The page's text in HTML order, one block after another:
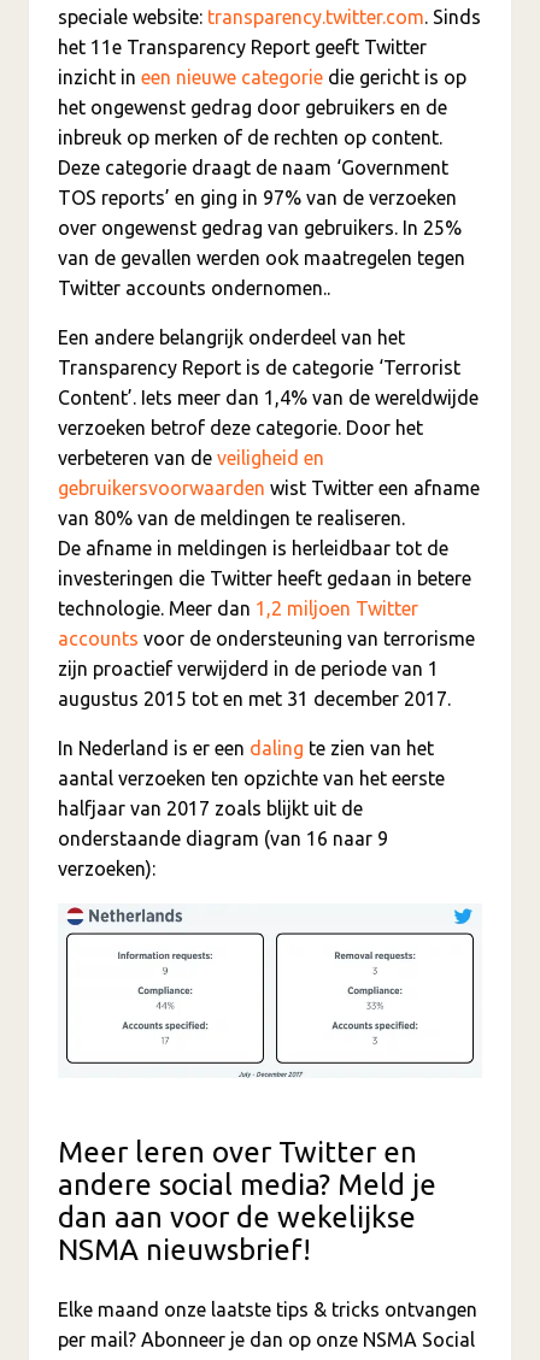
speciale website: transparency.twitter.com. Sinds
het 11e Transparency Report geeft Twitter
inzicht in een nieuwe categorie die gericht is op
het ongewenst gedrag door gebruikers en de
inbreuk op merken of de rechten op content.
Deze categorie draagt de naam ‘Government
TOS reports’ en ging in 97% van de verzoeken
over ongewenst gedrag van gebruikers. In 25%
van de gevallen werden ook maatregelen tegen
Twitter accounts ondernomen..
Een andere belangrijk onderdeel van het
Transparency Report is de categorie ‘Terrorist
Content’. Iets meer dan 1,4% van de wereldwijde
verzoeken betrof deze categorie. Door het
verbeteren van de veiligheid en
gebruikersvoorwaarden wist Twitter een afname
van 80% van de meldingen te realiseren.
De afname in meldingen is herleidbaar tot de
investeringen die Twitter heeft gedaan in betere
technologie. Meer dan 1,2 miljoen Twitter
accounts voor de ondersteuning van terrorisme
zijn proactief verwijderd in de periode van 1
augustus 2015 tot en met 31 december 2017.
In Nederland is er een daling te zien van het
aantal verzoeken ten opzichte van het eerste
halfjaar van 2017 zoals blijkt uit de
onderstaande diagram (van 16 naar 9
verzoeken):
Meer leren over Twitter en
andere social media? Meld je
dan aan voor de wekelijkse
NSMA nieuwsbrief!
Elke maand onze laatste tips & tricks ontvangen
per mail? Abonneer je dan op onze NSMA Social